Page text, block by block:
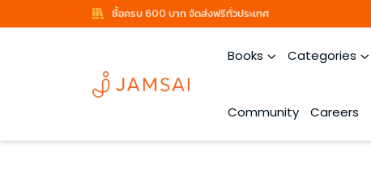
ซื้อครบ 600 บาท จัดส่งฟรีทั่วประเทศ
Books Categories
Community Careers